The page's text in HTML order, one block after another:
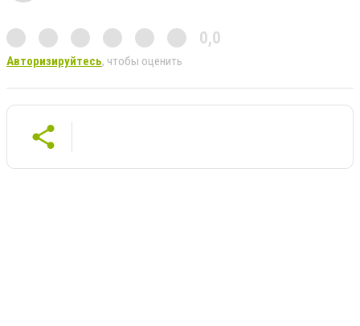
0,0
Авторизируйтесь, чтобы оценить